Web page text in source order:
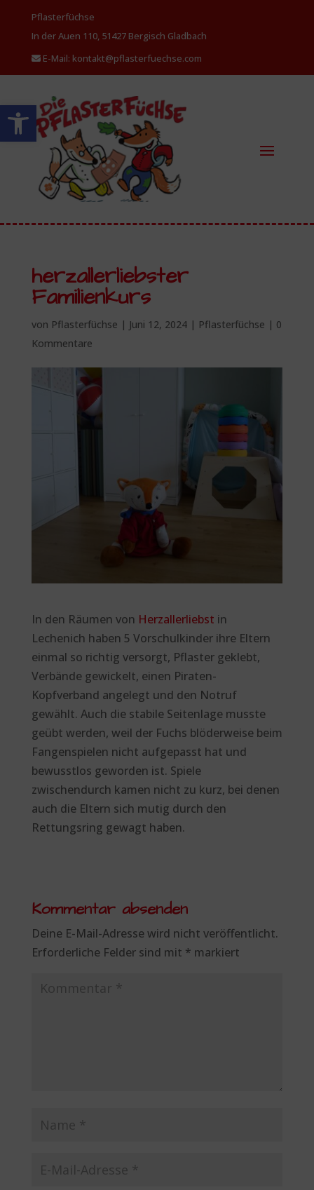
Werkzeugleiste öffnen
Pflasterfüchse
In der Auen 110, 51427 Bergisch Gladbach
E-Mail: kontakt@pflasterfuechse.com
herzallerliebster
Familienkurs
von Pflasterfüchse | Juni 12, 2024| Pflasterfüchse | 0
Kommentare
In den Räumen von Herzallerliebst in
Lechenich haben 5 Vorschulkinder ihre Eltern
einmal so richtig versorgt, Pflaster geklebt,
Verbände gewickelt, einen Piraten-
Kopfverband angelegt und den Notruf
gewählt. Auch die stabile Seitenlage musste
geübt werden, weil der Fuchs blöderweise beim
Fangenspielen nicht aufgepasst hat und
bewusstlos geworden ist. Spiele
zwischendurch kamen nicht zu kurz, bei denen
auch die Eltern sich mutig durch den
Rettungsring gewagt haben.
Kommentar absenden
Deine E-Mail-Adresse wird nicht veröffentlicht.
Erforderliche Felder sind mit * markiert